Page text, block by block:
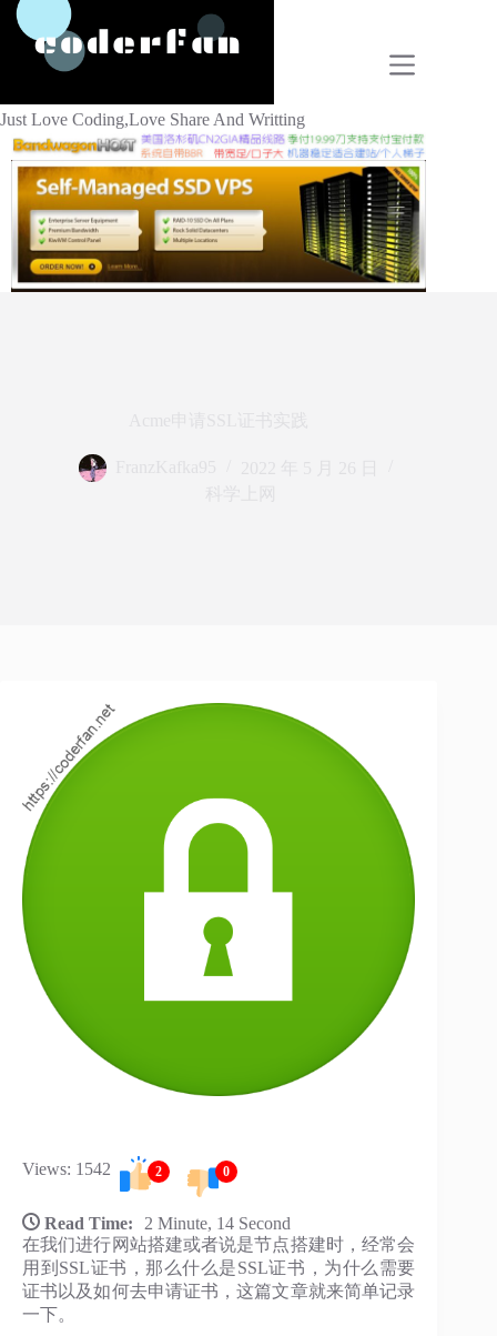
跳
Just Love Coding,Love Share And Writting
Views: 1542 2 0
Read Time:
2 Minute, 14 Second
在我们进行网站搭建或者说是节点搭建时，经常会
用到SSL证书，那么什么是SSL证书，为什么需要
证书以及如何去申请证书，这篇文章就来简单记录
一下。